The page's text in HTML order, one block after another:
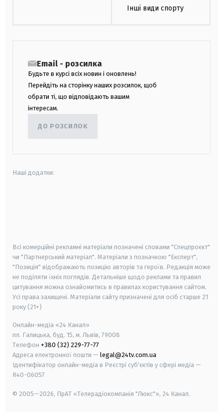
Інші види спорту
Email - розсилка
Будьте в курсі всіх новин і оновлень!
Перейдіть на сторінку наших розсилок, щоб
обрати ті, що відповідають вашим
інтересам.
ДО РОЗСИЛОК
Наші додатки:
Всі комерційні рекламні матеріали позначені словами "Спецпроєкт"
чи "Партнерський матеріал". Матеріали з позначкою "Експерт",
"Позиція" відображають позицію авторів та героїв. Редакція може
не поділяти їхніх поглядів. Детальніше щодо реклами та правил
цитування можна ознайомитись в правилах користування сайтом.
Усі права захищені. Матеріали сайту призначені для осіб старше 21
року (21+)
Онлайн-медіа «24 Канал»
пл. Галицька, буд. 15, м. Львів, 79008
Телефон +380 (32) 229-77-77
Адреса електронної пошти — legal@24tv.com.ua
Ідентифікатор онлайн-медіа в Реєстрі суб'єктів у сфері медіа —
R40-06057
© 2005—2026, ПрАТ «Телерадіокомпанія "Люкс"», 24 Канал.